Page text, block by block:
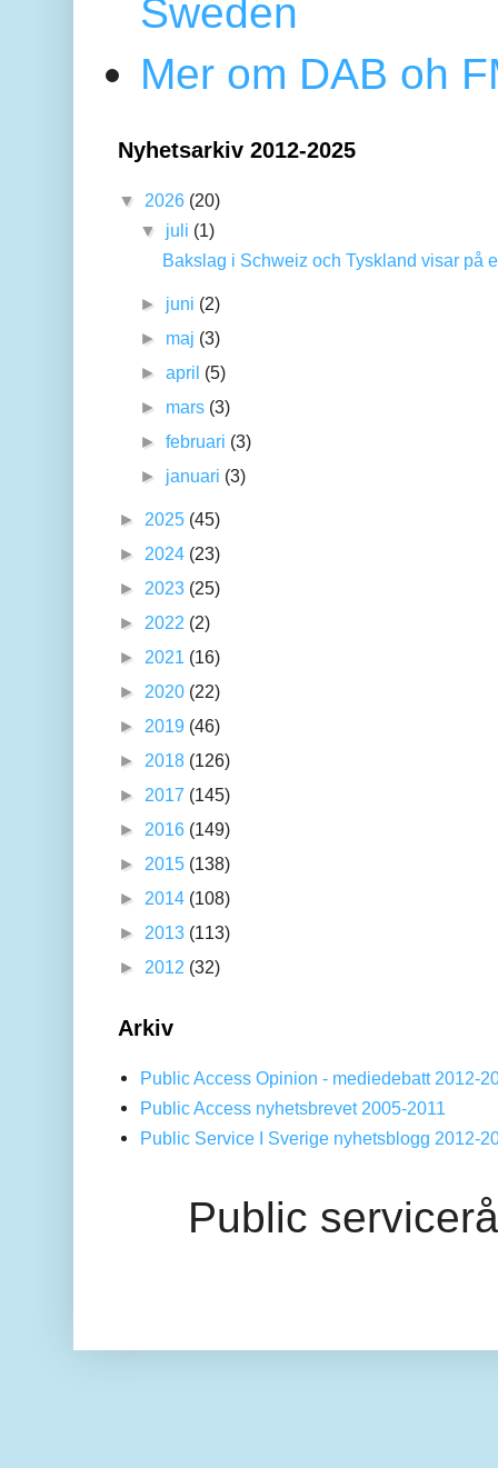
Sweden
Mer om DAB oh
Nyhetsarkiv 2012-2025
▼ 2026 (20)
▼ juli (1)
Bakslag i Schweiz och Tyskland visar på
► juni (2)
► maj (3)
►april (5)
► mars (3)
►februari (3)
► januari (3)
► 2025 (45)
► 2024 (23)
► 2023 (25)
► 2022 (2)
► 2021 (16)
► 2020 (22)
► 2019 (46)
► 2018 (126)
► 2017 (145)
► 2016 (149)
► 2015 (138)
► 2014 (108)
► 2013 (113)
► 2012 (32)
Arkiv
Public Access Opinion - mediedebatt 2012-
Public Access nyhetsbrevet 2005-2011
Public Service I Sverige nyhetsblogg 2012-
Public